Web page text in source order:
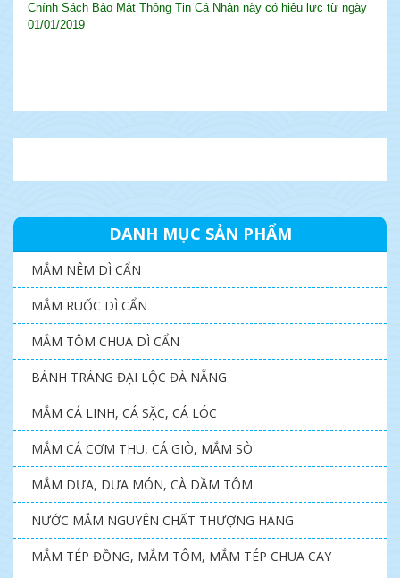
Chính Sách Bảo Mật Thông Tin Cá Nhân này có hiệu lực từ ngày
01/01/2019
DANH MỤC SẢN PHẨM
MẮM NÊM DÌ CẨN
MẮM RUỐC DÌ CẨN
MẮM TÔM CHUA DÌ CẨN
BÁNH TRÁNG ĐẠI LỘC ĐÀ NẴNG
MẮM CÁ LINH, CÁ SẶC, CÁ LÓC
MẮM CÁ CƠM THU, CÁ GIÒ, MẮM SÒ
MẮM DƯA, DƯA MÓN, CÀ DẦM TÔM
NƯỚC MẮM NGUYÊN CHẤT THƯỢNG HẠNG
MẮM TÉP ĐỒNG, MẮM TÔM, MẮM TÉP CHUA CAY